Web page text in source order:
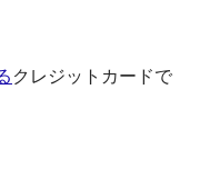
クレジットカードで